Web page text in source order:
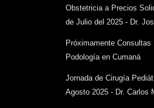
Obstetricia a Precios
de Julio del 2025 - Dr.
Próximamente Consultas
Podología en Cumaná
Jornada de Cirugía
Agosto 2025 - Dr. Carlos